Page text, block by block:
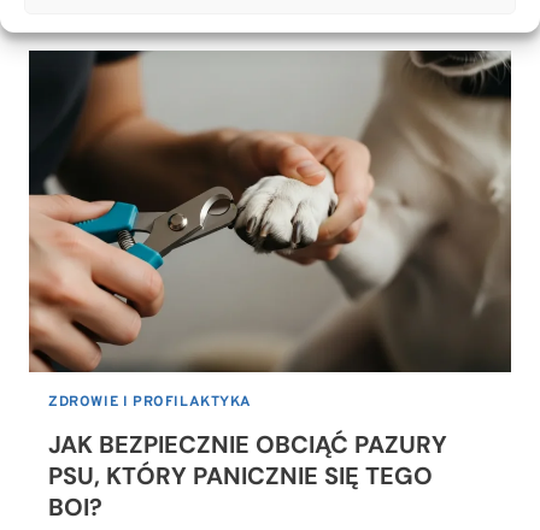
CZY
SPOSOBY
NA
KLESZCZE
U
PSA
ZDROWIE I PROFILAKTYKA
JAK BEZPIECZNIE OBCIĄĆ PAZURY
PSU, KTÓRY PANICZNIE SIĘ TEGO
BOI?